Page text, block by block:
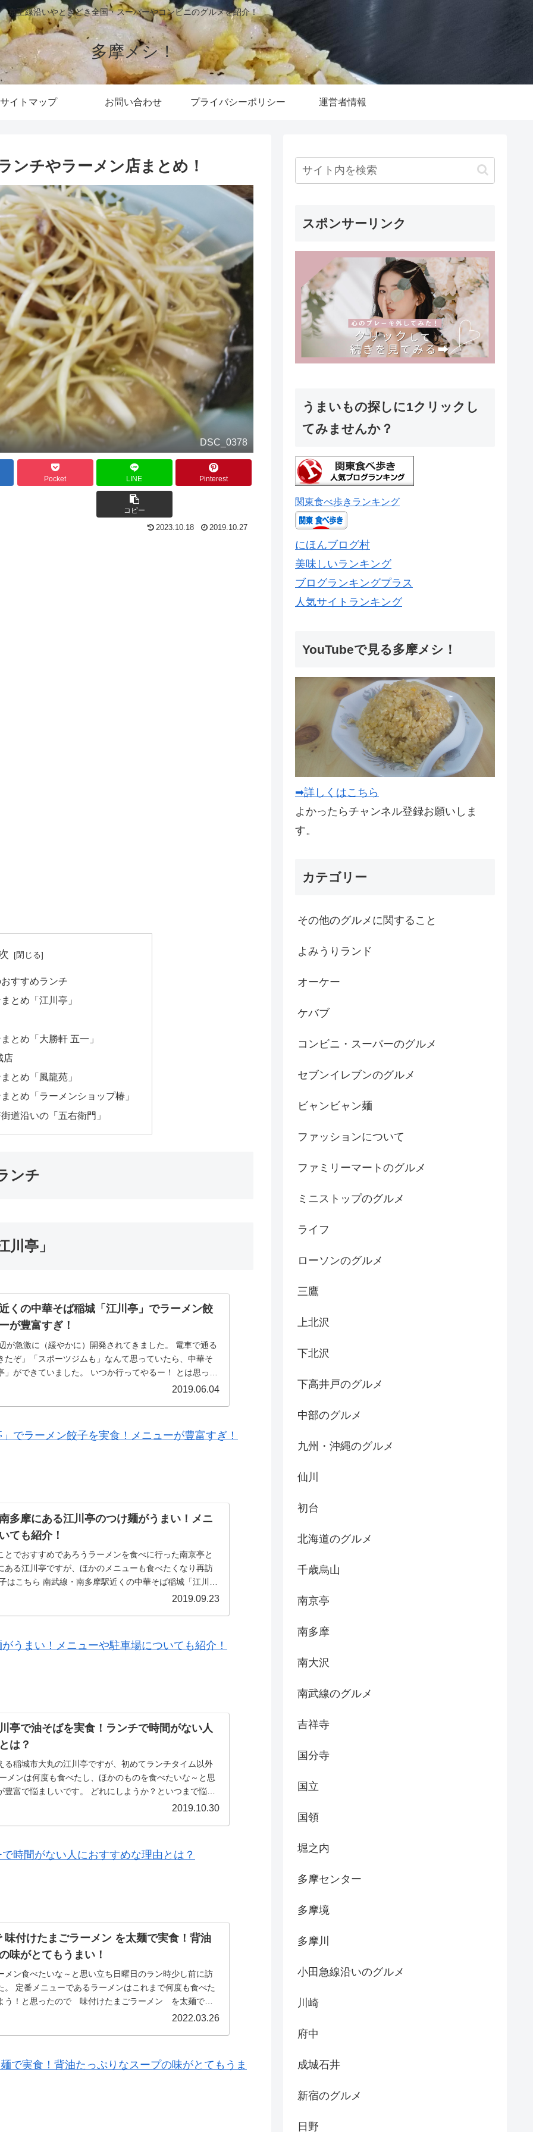
京王線沿いやときどき全国・スーパーやコンビニのグルメを紹介！
多摩メシ！
サイトマップ お問い合わせ プライバシーポリシー 運営者情報
ンチやラーメン店まとめ！
DSC_0378
Pocket LINE Pinterest
コピー
2023.10.18 2019.10.27
すすめランチ
とめ「江川亭」
とめ「大勝軒 五一」
店
とめ「風龍苑」
とめ「ラーメンショップ椿」
道沿いの「五右衛門」
ンチ
亭」
くの中華そば稲城「江川亭」でラーメン餃
が豊富すぎ！
が急激に（緩やかに）開発されてきました。 電車で通る
たぞ」「スポーツジムも」なんて思っていたら、中華そ
」ができていました。 いつか行ってやるー！ とは思って
2019.06.04
でラーメン餃子を実食！メニューが豊富すぎ！
多摩にある江川亭のつけ麺がうまい！メニ
ても紹介！
とでおすすめであろうラーメンを食べに行った南京亭と
ある江川亭ですが、ほかのメニューも食べたくなり再訪
はこちら 南武線・南多摩駅近くの中華そば稲城「江川
2019.09.23
うまい！メニューや駐車場についても紹介！
亭で油そばを実食！ランチで時間がない人
は？
る稲城市大丸の江川亭ですが、初めてランチタイム以外
メンは何度も食べたし、ほかのものを食べたいな～と思
豊富で悩ましいです。 どれにしようか？といつまで悩む
2019.10.30
時間がない人におすすめな理由とは？
味付けたまごラーメン を太麺で実食！背油
味がとてもうまい！
メン食べたいな～と思い立ち日曜日のラン時少し前に訪
。 定番メニューであるラーメンはこれまで何度も食べた
う！と思ったので 味付けたまごラーメン を太麺で食
2022.03.26
で実食！背油たっぷりなスープの味がとてもうま
スポンサーリンク
うまいもの探しに1クリックし
てみませんか？
関東食べ歩きランキング
にほんブログ村
美味しいランキング
ブログランキングプラス
人気サイトランキング
YouTubeで見る多摩メシ！
➡詳しくはこちら
よかったらチャンネル登録お願いしま
す。
カテゴリー
その他のグルメに関すること
よみうりランド
オーケー
ケバブ
コンビニ・スーパーのグルメ
セブンイレブンのグルメ
ビャンビャン麺
ファッションについて
ファミリーマートのグルメ
ミニストップのグルメ
ライフ
ローソンのグルメ
三鷹
上北沢
下北沢
下高井戸のグルメ
中部のグルメ
九州・沖縄のグルメ
仙川
初台
北海道のグルメ
千歳烏山
南京亭
南多摩
南大沢
南武線のグルメ
吉祥寺
国分寺
国立
国領
堀之内
多摩センター
多摩境
多摩川
小田急線沿いのグルメ
川崎
府中
成城石井
新宿のグルメ
日野